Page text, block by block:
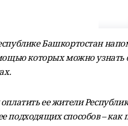
Башкортостан
которых можно узнать
ее жители
способов – как